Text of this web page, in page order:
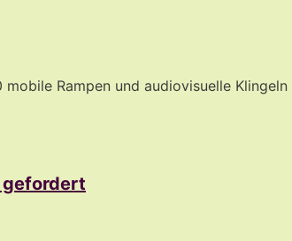
Rampen und audiovisuelle
gefordert